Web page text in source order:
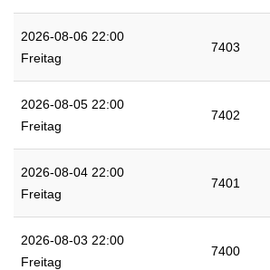
2026-08-06 22:00
Freitag
7403
2026-08-05 22:00
Freitag
7402
2026-08-04 22:00
Freitag
7401
2026-08-03 22:00
Freitag
7400